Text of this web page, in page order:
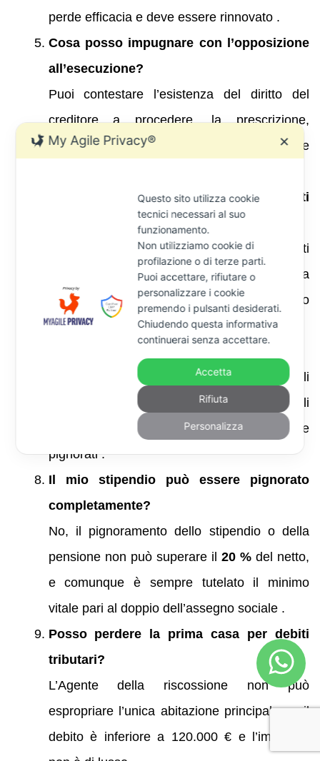
perde efficacia e deve essere rinnovato .
Cosa posso impugnare con l’opposizione
all’esecuzione?
Puoi contestare l’esistenza del diritto del
creditore a procedere, la prescrizione,
l’inesistenza o nullità del titolo oppure
Come funziona l’opposizione agli atti
Serve a far valere vizi formali negli atti
dell’esecuzione (ad esempio errori di notifica
o di iscrizione). Deve essere proposta entro
20 giorni dalla conoscenza dell’atto .
No. L’art. 514 c.p.c. elenca beni essenziali
come mobili, vestiti, frigorifero e animali
d’affezione che non possono mai essere
pignorati .
Il mio stipendio può essere pignorato
completamente?
No, il pignoramento dello stipendio o della
pensione non può superare il 20 %del netto,
e comunque è sempre tutelato il minimo
vitale pari al doppio dell’assegno sociale .
Posso perdere la prima casa per debiti
tributari?
L’Agente della riscossione non può
espropriare l’unica abitazione principale se il
debito è inferiore a 120.000 € e l’immobile
My Agile Privacy® ✕
Questo sito utilizza cookie
tecnici necessari al suo
funzionamento.
Non utilizziamo cookie di
profilazione o di terze parti.
Puoi accettare, rifiutare o
personalizzare i cookie
premendo i pulsanti desiderati.
Chiudendo questa informativa
continuerai senza accettare.
Accetta
Rifiuta
Personalizza